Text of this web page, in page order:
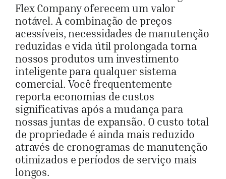
Flex Company oferecem um valor
notável. A combinação de preços
acessíveis, necessidades de manutenção
reduzidas e vida útil prolongada torna
nossos produtos um investimento
inteligente para qualquer sistema
comercial. Você frequentemente
reporta economias de custos
significativas após a mudança para
nossas juntas de expansão. O custo total
de propriedade é ainda mais reduzido
através de cronogramas de manutenção
otimizados e períodos de serviço mais
longos.